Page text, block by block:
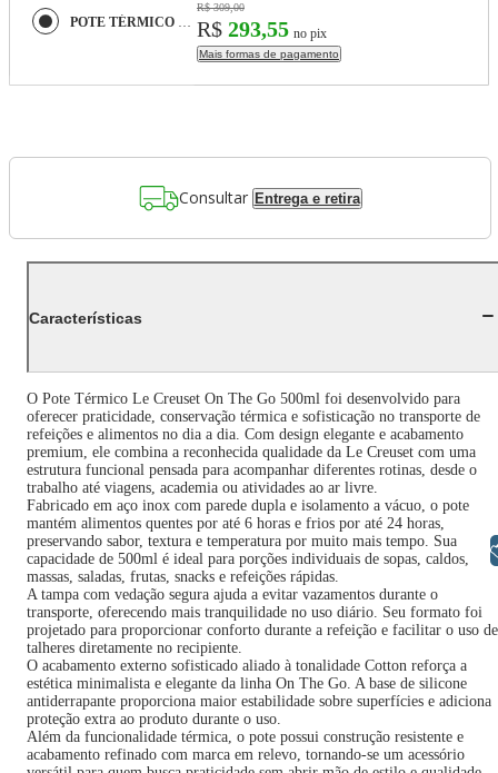
POTE TÉRMICO LE CREUSET ON THE GO 500ML EM AÇO INOX BERRY 41068124390001
R$ 309,00
R$ 293,55 no pix
Mais formas de pagamento
Consultar Entrega e retira
Características
O Pote Térmico Le Creuset On The Go 500ml foi desenvolvido para
oferecer praticidade, conservação térmica e sofisticação no transporte de
refeições e alimentos no dia a dia. Com design elegante e acabamento
premium, ele combina a reconhecida qualidade da Le Creuset com uma
estrutura funcional pensada para acompanhar diferentes rotinas, desde o
trabalho até viagens, academia ou atividades ao ar livre.
Fabricado em aço inox com parede dupla e isolamento a vácuo, o pote
mantém alimentos quentes por até 6 horas e frios por até 24 horas,
preservando sabor, textura e temperatura por muito mais tempo. Sua
capacidade de 500ml é ideal para porções individuais de sopas, caldos,
massas, saladas, frutas, snacks e refeições rápidas.
A tampa com vedação segura ajuda a evitar vazamentos durante o
transporte, oferecendo mais tranquilidade no uso diário. Seu formato foi
projetado para proporcionar conforto durante a refeição e facilitar o uso de
talheres diretamente no recipiente.
O acabamento externo sofisticado aliado à tonalidade Cotton reforça a
estética minimalista e elegante da linha On The Go. A base de silicone
antiderrapante proporciona maior estabilidade sobre superfícies e adiciona
proteção extra ao produto durante o uso.
Além da funcionalidade térmica, o pote possui construção resistente e
acabamento refinado com marca em relevo, tornando-se um acessório
Libras